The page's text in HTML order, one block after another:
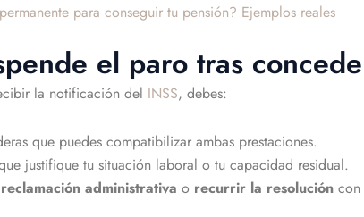
para conseguir tu pensión? Ejemplos reales
el paro tras
la notificación del INSS, debes:
que puedes compatibilizar ambas prestaciones.
justifique tu situación laboral o tu capacidad residual.
administrativa o recurrir la resolución